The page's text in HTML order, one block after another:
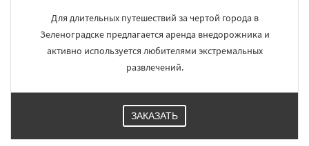
Для длительных путешествий за чертой города в
Зеленоградске предлагается аренда внедорожника и
активно используется любителями экстремальных
развлечений.
ЗАКАЗАТЬ